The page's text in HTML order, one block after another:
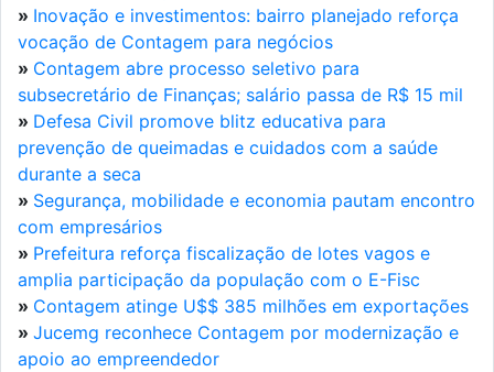
» Inovação e investimentos: bairro planejado reforça
vocação de Contagem para negócios
» Contagem abre processo seletivo para
subsecretário de Finanças; salário passa de R$ 15 mil
» Defesa Civil promove blitz educativa para
prevenção de queimadas e cuidados com a saúde
durante a seca
» Segurança, mobilidade e economia pautam encontro
com empresários
» Prefeitura reforça fiscalização de lotes vagos e
amplia participação da população com o E-Fisc
» Contagem atinge U$$ 385 milhões em exportações
» Jucemg reconhece Contagem por modernização e
apoio ao empreendedor